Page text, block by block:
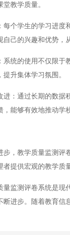
教学质量。
学生的学习进度和
自己的兴趣和优势，
的使用不仅限于教
升集体学习氛围。
通过长期的数据积
能够有效地推动学
教学质量监测评卷
提供宏观的教学质
测评卷系统是现代
断进步。随着教育信